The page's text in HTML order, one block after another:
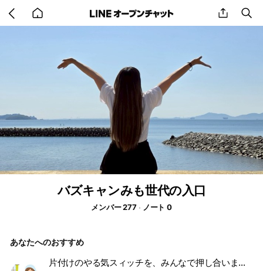
back
to
share
バズキャンみも世代の入口
メンバー 277 ノート 0
あなたへのおすすめ
片付けのやる気スィッチを、みんなで押し合いましょう！ #お掃除 #片付け #コロナ #おうち時間